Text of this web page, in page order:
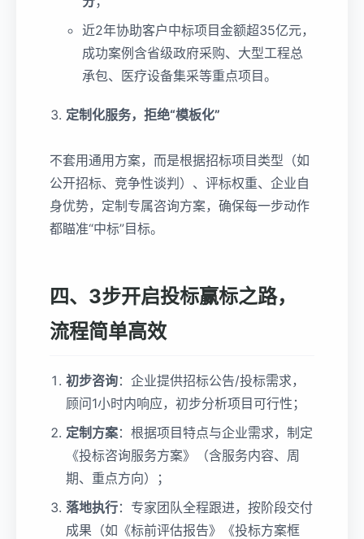
近2年协助客户中标项目金额超35亿元，
成功案例含省级政府采购、大型工程总
承包、医疗设备集采等重点项目。
定制化服务，拒绝“模板化”
不套用通用方案，而是根据招标项目类型（如
公开招标、竞争性谈判）、评标权重、企业自
身优势，定制专属咨询方案，确保每一步动作
都瞄准“中标”目标。
四、3步开启投标赢标之路，
流程简单高效
初步咨询：企业提供招标公告/投标需求，
顾问1小时内响应，初步分析项目可行性；
定制方案：根据项目特点与企业需求，制定
《投标咨询服务方案》（含服务内容、周
期、重点方向）；
落地执行：专家团队全程跟进，按阶段交付
成果（如《标前评估报告》《投标方案框